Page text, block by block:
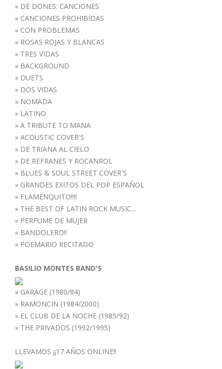
» DE DONES: CANCIONES
» CANCIONES PROHIBIDAS
» CON PROBLEMAS
» ROSAS ROJAS Y BLANCAS
» TRES VIDAS
» BACKGROUND
» DUETS
» DOS VIDAS
» NOMADA
» LATINO
» A TRIBUTE TO MANA
» ACOUSTIC COVER'S
» DE TRIANA AL CIELO
» DE REFRANES Y ROCANROL
» BLUES & SOUL STREET COVER'S
» GRANDES EXITOS DEL POP ESPAÑOL
» FLAMENQUITO!!!!
» THE BEST OF LATIN ROCK MUSIC...
» PERFUME DE MUJER
» BANDOLERO!!
» POEMARIO RECITADO
BASILIO MONTES BAND'S
» GARAGE (1980/84)
» RAMONCIN (1984/2000)
» EL CLUB DE LA NOCHE (1985/92)
» THE PRIVADOS (1992/1995)
LLEVAMOS ¡¡17 AÑOS ONLINE!!